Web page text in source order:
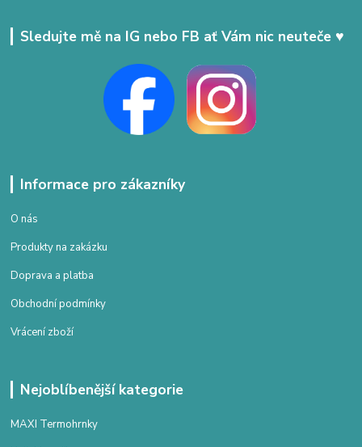
Sledujte mě na IG nebo FB ať Vám nic neuteče ♥
Informace pro zákazníky
O nás
Produkty na zakázku
Doprava a platba
Obchodní podmínky
Vrácení zboží
Nejoblíbenější kategorie
MAXI Termohrnky